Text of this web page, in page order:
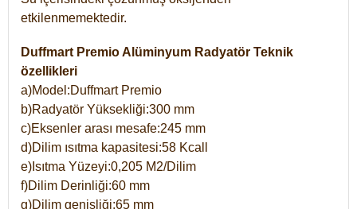
etkilenmemektedir.
Duffmart Premio Alüminyum Radyatör Teknik
özellikleri
a)Model:Duffmart Premio
b)Radyatör Yüksekliği:300 mm
c)Eksenler arası mesafe:245 mm
d)Dilim ısıtma kapasitesi:58 Kcall
e)Isıtma Yüzeyi:0,205 M2/Dilim
f)Dilim Derinliği:60 mm
g)Dilim genişliği:65 mm